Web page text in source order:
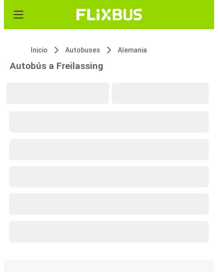
Inicio Autobuses Alemania
Autobús a Freilassing